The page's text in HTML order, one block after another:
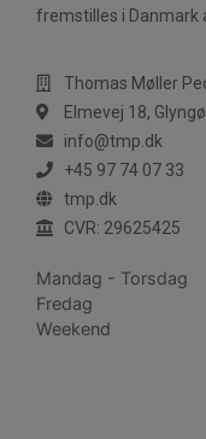
fremstilles i Danmark
Thomas Møller
Elmevej 18,
info@tmp.dk
+45 97 74 07 33
tmp.dk
CVR: 29625425
Mandag - Torsdag
Fredag
Weekend